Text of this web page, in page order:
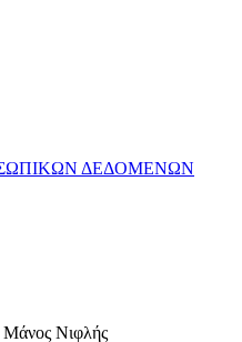
ΔΕΔΟΜΕΝΩΝ
Μάνος Νιφλής